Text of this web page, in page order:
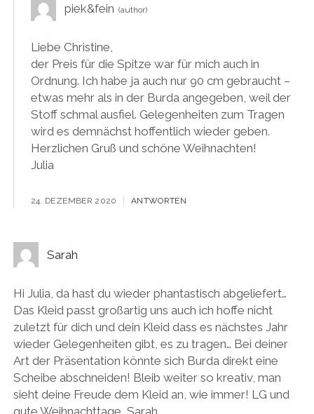
piek&fein
Liebe Christine,
der Preis für die Spitze war für mich auch in
Ordnung. Ich habe ja auch nur 90 cm gebraucht –
etwas mehr als in der Burda angegeben, weil der
Stoff schmal ausfiel. Gelegenheiten zum Tragen
wird es demnächst hoffentlich wieder geben.
Herzlichen Gruß und schöne Weihnachten!
Julia
24. DEZEMBER 2020 ANTWORTEN
Sarah
Hi Julia, da hast du wieder phantastisch abgeliefert…
Das Kleid passt großartig uns auch ich hoffe nicht
zuletzt für dich und dein Kleid dass es nächstes Jahr
wieder Gelegenheiten gibt, es zu tragen… Bei deiner
Art der Präsentation könnte sich Burda direkt eine
Scheibe abschneiden! Bleib weiter so kreativ, man
sieht deine Freude dem Kleid an, wie immer! LG und